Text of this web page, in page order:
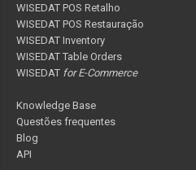
WISEDAT POS Retalho
WISEDAT POS Restauração
WISEDAT Inventory
WISEDAT Table Orders
WISEDAT for E-Commerce
Knowledge Base
Questões frequentes
Blog
API